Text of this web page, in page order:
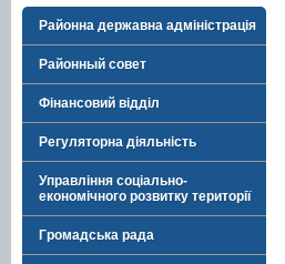
Районна державна адміністрація
Районный совет
Фінансовий відділ
Регуляторна діяльність
Управління соціально-
економічного розвитку території
Громадська рада